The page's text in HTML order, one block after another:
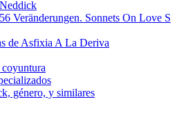
Veränderungen. Sonnets On Love S
de Asfixia A La Deriva
género, y similares